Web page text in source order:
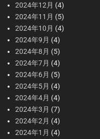
2024年12月 (4)
2024年11月 (5)
2024年10月 (4)
2024年9月 (4)
2024年8月 (5)
2024年7月 (4)
2024年6月 (5)
2024年5月 (4)
2024年4月 (4)
2024年3月 (7)
2024年2月 (4)
2024年1月 (4)